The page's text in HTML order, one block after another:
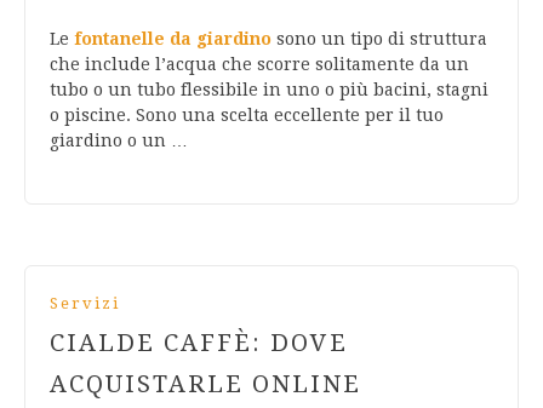
Le fontanelle da giardino sono un tipo di struttura
che include l’acqua che scorre solitamente da un
tubo o un tubo flessibile in uno o più bacini, stagni
o piscine. Sono una scelta eccellente per il tuo
giardino o un …
Servizi
CIALDE CAFFÈ: DOVE
ACQUISTARLE ONLINE